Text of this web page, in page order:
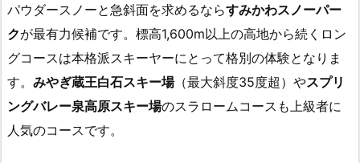
パウダースノーと急斜面を求めるならすみかわスノーパー
クが最有力候補です。標高1,600m以上の高地から続くロン
グコースは本格派スキーヤーにとって格別の体験となりま
す。 みやぎ蔵王白石スキー場（最大斜度35度超）やスプリ
ングバレー泉高原スキー場のスラロームコースも上級者に
人気のコースです。